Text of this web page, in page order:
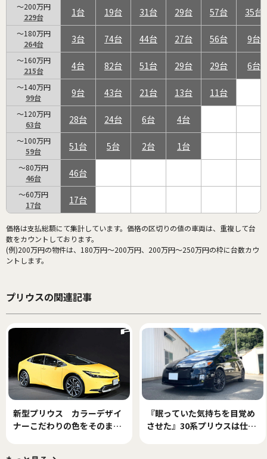
～200万円
229
1 19 31 29 57 35
～180万円
264
3 74 44 27 56 9
～160万円
215
4 82 51 29 29 6
～140万円
99
9 43 21 13 11
～120万円
63
28 24 6 4
～100万円
59
51 5 2 1
～80万円
46
46
～60万円
17
17
価格は支払総額にて集計しています。価格の区切りの値の車両は、重複して台
数をカウントしております。
(例)200万円の物件は、180万円～200万円、200万円～250万円の枠に台数カウ
ントします。
プリウスの関連記事
新型プリウス カラーデザイ
ナーこだわりの色をそのまま
『眠っていた気持ちを目覚め
させた』30系プリウスは仕事